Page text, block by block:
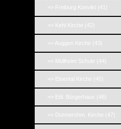
=> Freiburg Konvikt (41)
=> Kehl Kirche (42)
=> Auggen Kirche (43)
=> Müllheim Schule (44)
=> Eisental Kirche (45)
=> Ettl. Bürgerhaus (46)
=> Durmershm. Kirche (47)